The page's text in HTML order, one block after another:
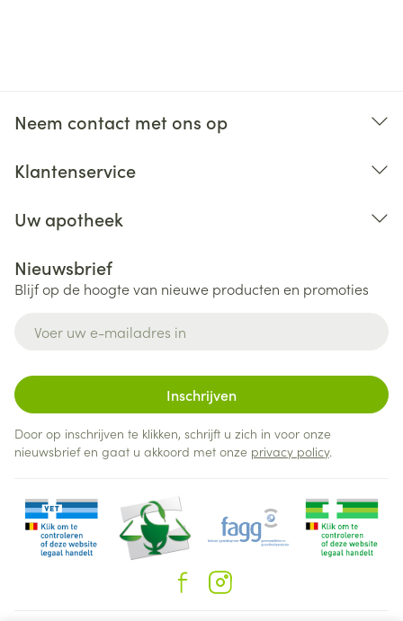
Neem contact met ons op
Klantenservice
Uw apotheek
Nieuwsbrief
Blijf op de hoogte van nieuwe producten en promoties
Inschrijven
Door op inschrijven te klikken, schrijft u zich in voor onze
nieuwsbrief en gaat u akkoord met onze privacy policy.